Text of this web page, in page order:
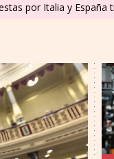
por Italia y